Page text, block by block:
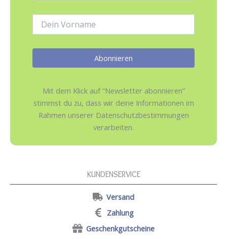
Mit dem Klick auf “Newsletter abonnieren”
stimmst du zu, dass wir deine Informationen im
Rahmen unserer Datenschutzbestimmungen
verarbeiten.
KUNDENSERVICE
Versand
Zahlung
Geschenkgutscheine